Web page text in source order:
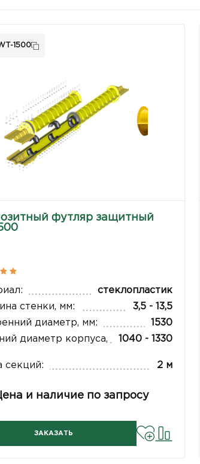
1500
футляр защитный
стеклопластик
стенки, мм:
3,5 - 13,5
диаметр, мм:
1530
диаметр корпуса,
1040 - 1330
секций: 2 м
и наличие по запросу
ЗАКАЗАТЬ